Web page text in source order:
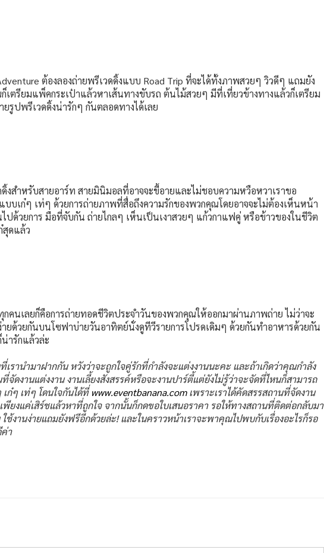
ต้องลองถ่ายพรีเวดดิ้งแบบ Road Trip ที่จะได้ทั้งภาพสวยๆ วิวดีๆ แถมยัง
เตรียมแพ็คกระเป๋าแล้วหาเส้นทางขับรถ ต้นไม้สวยๆ มีที่เที่ยวข้างทางแล้วก็เตรียม
รูปพรีเวดดิ้งน่ารักๆ กันตลอดทางได้เลย
งสำหรับสายอาร์ท สายมินิมอลที่อาจจะขี้อายและไม่ชอบความหวือหวาเราขอ
บเก๋ๆ เท่ๆ ด้วยการถ่ายภาพที่สื่อถึงความรักของพวกคุณโดยอาจจะไม่ต้องเห็นหน้า
ไปด้วยการ มือที่จับกัน ถ่ายไกลๆ เห็นเป็นเงาสวยๆ แก้วกาแฟคู่ หรือข้าวของในชีวิต
สุดแล้ว
กคนเลยก็คือการถ่ายทอดชีวิตประจำวันของพวกคุณให้ออกมาผ่านภาพถ่าย ไม่ว่าจะ
ายด้วยกันบนโซฟาบ่ายวันอาทิตย์นั่งดูทีวีรายการโปรดเดิมๆ ด้วยกันทำอาหารด้วยกัน
ารักแล้วล่ะ
เรานำมาฝากกัน หวังว่าจะถูกใจคู่รักที่กำลังจะแต่งงานนะคะ และถ้าเกิดว่าคุณกำลัง
ดงานแต่งงาน งานเลี้ยงสังสรรค์หรือจะงานปาร์ตี้แต่ยังไม่รู้ว่าจะจัดที่ไหนก็สามารถ
ก๋ๆ เท่ๆ โดนใจกันได้ที่www.eventbanana.comเพราะเราได้คัดสรรสถานที่จัดงาน
พียงแค่เสิร์ชแล้วหาที่ถูกใจ จากนั้นก็กดขอใบเสนอราคา รอให้ทางสถานที่ติดต่อกลับมา
ช้งานง่ายแถมยังฟรีอีกด้วยล่ะ! และในคราวหน้าเราจะพาคุณไปพบกับเรื่องอะไรก็รอ
า